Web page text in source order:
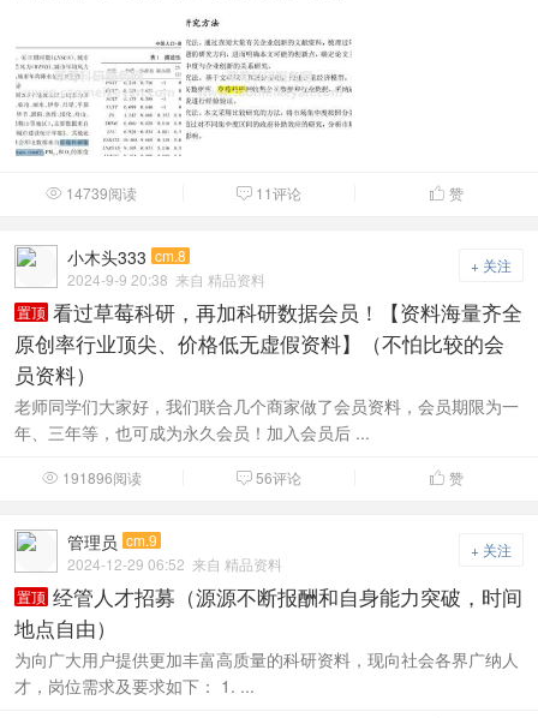
 14739阅读  11评论  赞
+ 关注
小木头333 cm.8
2024-9-9 20:38 来自 精品资料
置顶 看过草莓科研，再加科研数据会员！【资料海量齐全
原创率行业顶尖、价格低无虚假资料】（不怕比较的会
员资料）
老师同学们大家好，我们联合几个商家做了会员资料，会员期限为一
年、三年等，也可成为永久会员！加入会员后 ...
 191896阅读  56评论  赞
+ 关注
管理员 cm.9
2024-12-29 06:52 来自 精品资料
置顶 经管人才招募（源源不断报酬和自身能力突破，时间
地点自由）
为向广大用户提供更加丰富高质量的科研资料，现向社会各界广纳人
才，岗位需求及要求如下： 1. ...